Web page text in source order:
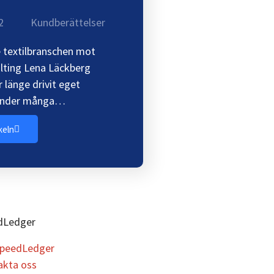
Kundberättelser
textilbranschen mot
Lena Läckberg
länge drivit eget
många…
oss